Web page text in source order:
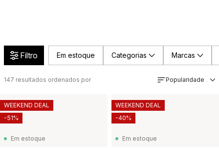
Filtro Em estoque Categorias Marcas
147 resultados ordenados por Popularidade
Em estoque
WEEKEND DEAL
-51%
Em estoque
WEEKEND DEAL
-40%